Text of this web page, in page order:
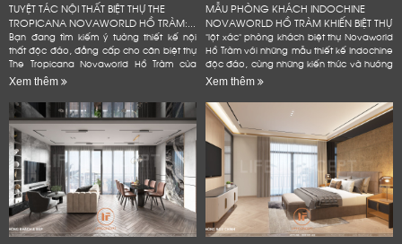
TUYỆT TÁC NỘI THẤT BIỆT THỰ THE
TROPICANA NOVAWORLD HỒ TRÀM:...
Bạn đang tìm kiếm ý tưởng thiết kế nội
thất độc đáo, đẳng cấp cho căn biệt thự
The Tropicana Novaworld Hồ Tràm của
mình? Hãy để Lifeconcept đồng hành
Xem thêm
MẪU PHÒNG KHÁCH INDOCHINE
NOVAWORLD HỒ TRÀM KHIẾN BIỆT THỰ
"lột xác" phòng khách biệt thự Novaworld
Hồ Tràm với những mẫu thiết kế Indochine
độc đáo, cùng những kiến thức và hướng
dẫn chi tiết, dễ dàng áp dụng. Bạn
Xem thêm